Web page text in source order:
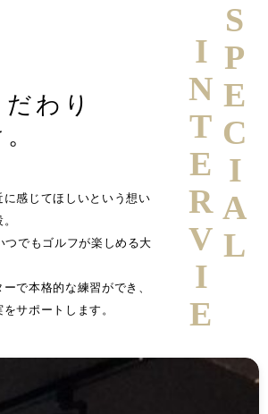
わり
に感じてほしいという想い
つでもゴルフが楽しめる大
で本格的な練習ができ、
サポートします。
SPECIAL
INTERVIEW